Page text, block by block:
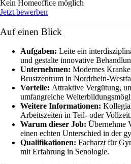
Kein Homeoffice möglich
Jetzt bewerben
Auf einen Blick
Aufgaben: Leite ein
und gestalte innovative
Unternehmen: Modernes
Brustzentrum in Nordrhein-
Vorteile: Attraktive Vergütung,
umfangreiche
Weitere Informationen:
Arbeitszeiten in Teil- oder Vollzeit.
Warum dieser Job: Übernehme
einen echten Unterschied in der
Qualifikationen: Facharzt für
mit Erfahrung in Senologie.